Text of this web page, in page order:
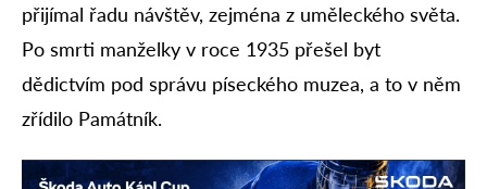
přijímal řadu návštěv, zejména z uměleckého světa.
Po smrti manželky v roce 1935 přešel byt
dědictvím pod správu píseckého muzea, a to v něm
zřídilo Památník.